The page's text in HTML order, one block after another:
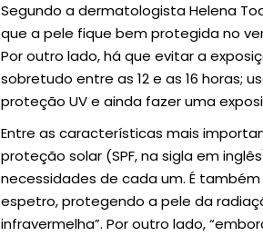
Segundo a dermatologista Helena
que a pele fique bem protegida no
Por outro lado, há que evitar a
sobretudo entre as 12 e as 16 horas;
proteção UV e ainda fazer uma
Entre as características mais
proteção solar (SPF, na sigla em
necessidades de cada um. É
espetro, protegendo a pele da
infravermelha”. Por outro lado,